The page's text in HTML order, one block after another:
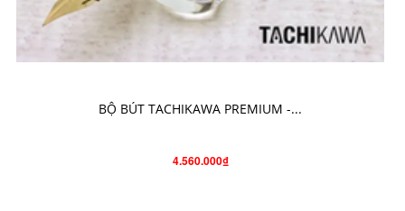
BỘ BÚT TACHIKAWA PREMIUM -...
4.560.000₫